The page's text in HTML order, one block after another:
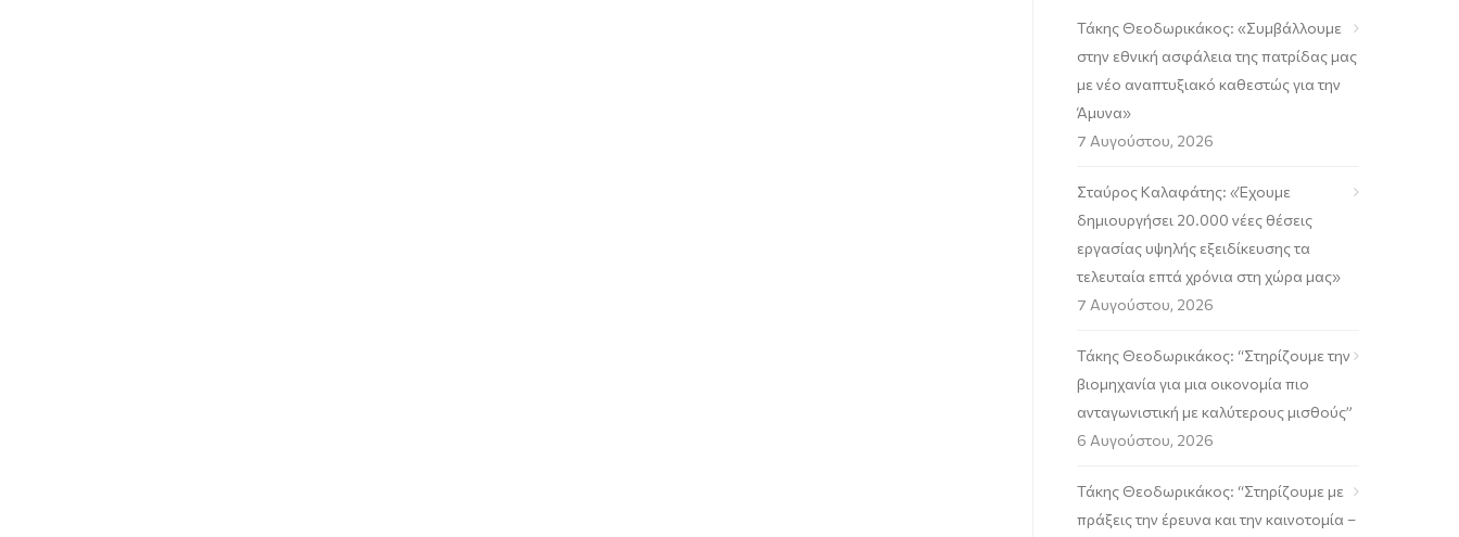
Τάκης Θεοδωρικάκος: «Συμβάλλουμε
στην εθνική ασφάλεια της πατρίδας μας
με νέο αναπτυξιακό καθεστώς για την
Άμυνα»
7 Αυγούστου, 2026
Σταύρος Καλαφάτης: «Έχουμε
δημιουργήσει 20.000 νέες θέσεις
εργασίας υψηλής εξειδίκευσης τα
τελευταία επτά χρόνια στη χώρα μας»
7 Αυγούστου, 2026
Τάκης Θεοδωρικάκος: “Στηρίζουμε την
βιομηχανία για μια οικονομία πιο
ανταγωνιστική με καλύτερους μισθούς”
6 Αυγούστου, 2026
Τάκης Θεοδωρικάκος: “Στηρίζουμε με
πράξεις την έρευνα και την καινοτομία –